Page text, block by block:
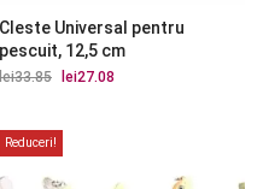
Cleste Universal pentru
pescuit, 12,5 cm
lei33.85
Prețul
fost:
lei27.08
Reduceri!